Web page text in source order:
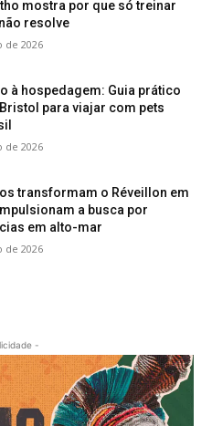
mostra por que só treinar
resolve
de 2026
à hospedagem: Guia prático
para viajar com pets
de 2026
transformam o Réveillon em
a busca por
em alto-mar
de 2026
-